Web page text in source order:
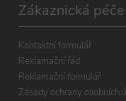
Zákaznická péče
Kontaktní formulář
Reklamační řád
Reklamační formulář
Zásady ochrany osobních